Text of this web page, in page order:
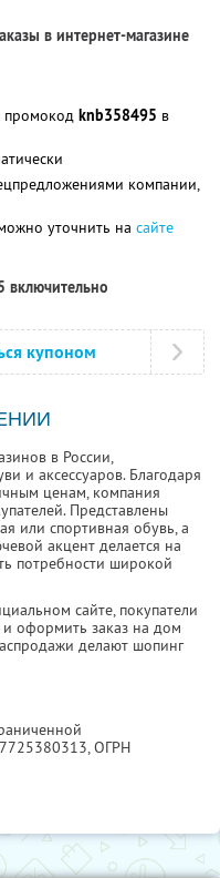
в интернет-магазине
промокод knb358495 в
компании,
уточнить на сайте
включительно
купоном
в России,
и аксессуаров. Благодаря
ценам, компания
Представлены
или спортивная обувь, а
акцент делается на
потребности широкой
сайте, покупатели
оформить заказ на дом
делают шопинг
, ОГРН